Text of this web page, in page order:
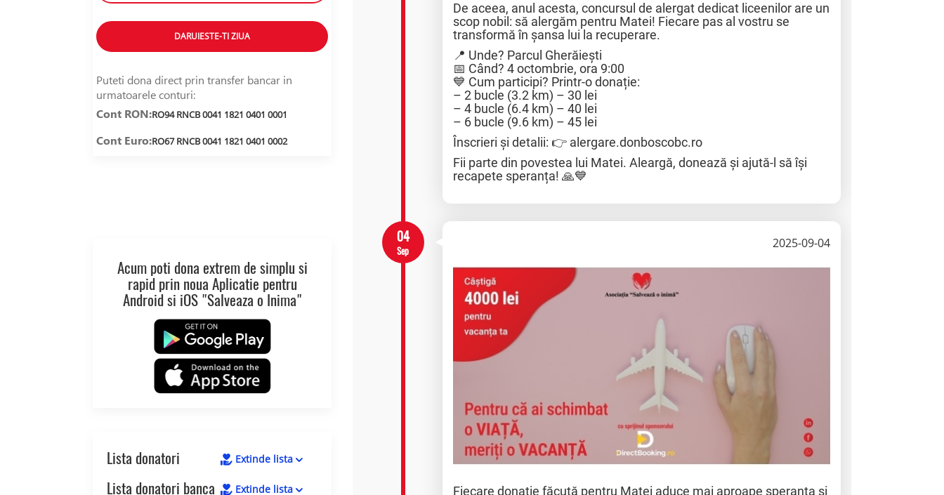
DARUIESTE-TI ZIUA
Puteti dona direct prin transfer bancar in
urmatoarele conturi:
Cont RON:RO94 RNCB 0041 1821 0401 0001
Cont Euro:RO67 RNCB 0041 1821 0401 0002
Acum poti dona extrem de simplu si
rapid prin noua Aplicatie pentru
Android si iOS "Salveaza o Inima"
Lista donatori Extinde lista
Lista donatori banca
Extinde lista
De aceea, anul acesta, concursul de alergat dedicat liceenilor are un
scop nobil: să alergăm pentru Matei! Fiecare pas al vostru se
transformă în șansa lui la recuperare.
📍 Unde? Parcul Gherăiești
📅 Când? 4 octombrie, ora 9:00
💙 Cum participi? Printr-o donație:
– 2 bucle (3.2 km) – 30 lei
– 4 bucle (6.4 km) – 40 lei
– 6 bucle (9.6 km) – 45 lei
Înscrieri și detalii: 👉 alergare.donboscobc.ro
Fii parte din povestea lui Matei. Aleargă, donează și ajută-l să își
recapete speranța! 🙏💙
04
Sep 2025-09-04
Fiecare donație făcută pentru Matei aduce mai aproape speranța și